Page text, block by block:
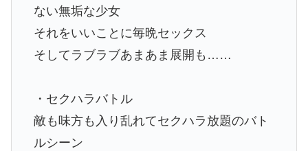
ない無垢な少女
それをいいことに毎晩セックス
そしてラブラブあまあま展開も……
・セクハラバトル
敵も味方も入り乱れてセクハラ放題のバト
ルシーン